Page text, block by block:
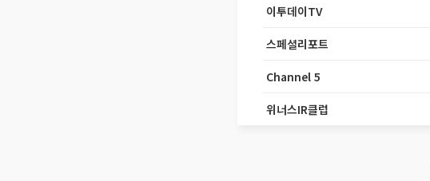
이투데이TV
스페셜리포트
Channel 5
위너스IR클럽